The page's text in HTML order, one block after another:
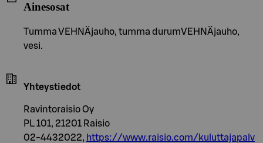
Ainesosat
Tumma VEHNÄjauho, tumma durumVEHNÄjauho,
vesi.
Yhteystiedot
Ravintoraisio Oy
PL 101, 21201 Raisio
02-4432022, https://www.raisio.com/kuluttajapalv